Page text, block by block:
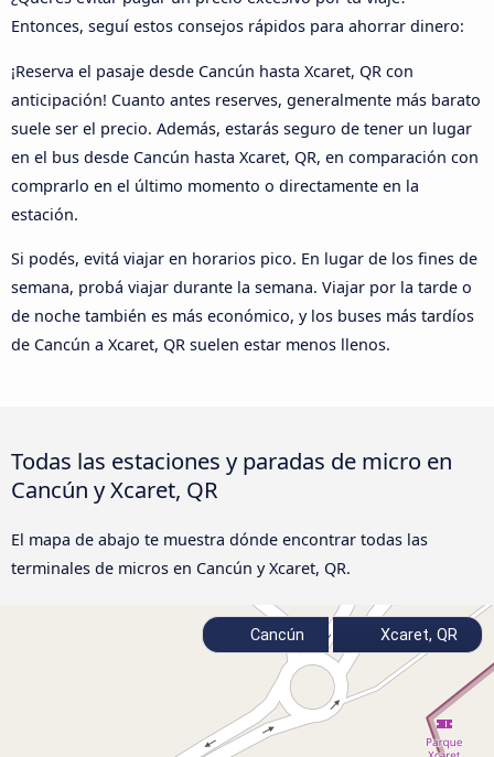
Entonces, seguí estos consejos rápidos para ahorrar dinero:
¡Reserva el pasaje desde Cancún hasta Xcaret, QR con
anticipación! Cuanto antes reserves, generalmente más barato
suele ser el precio. Además, estarás seguro de tener un lugar
en el bus desde Cancún hasta Xcaret, QR, en comparación con
comprarlo en el último momento o directamente en la
estación.
Si podés, evitá viajar en horarios pico. En lugar de los fines de
semana, probá viajar durante la semana. Viajar por la tarde o
de noche también es más económico, y los buses más tardíos
de Cancún a Xcaret, QR suelen estar menos llenos.
Todas las estaciones y paradas de micro en
Cancún y Xcaret, QR
El mapa de abajo te muestra dónde encontrar todas las
terminales de micros en Cancún y Xcaret, QR.
Cancún Xcaret, QR